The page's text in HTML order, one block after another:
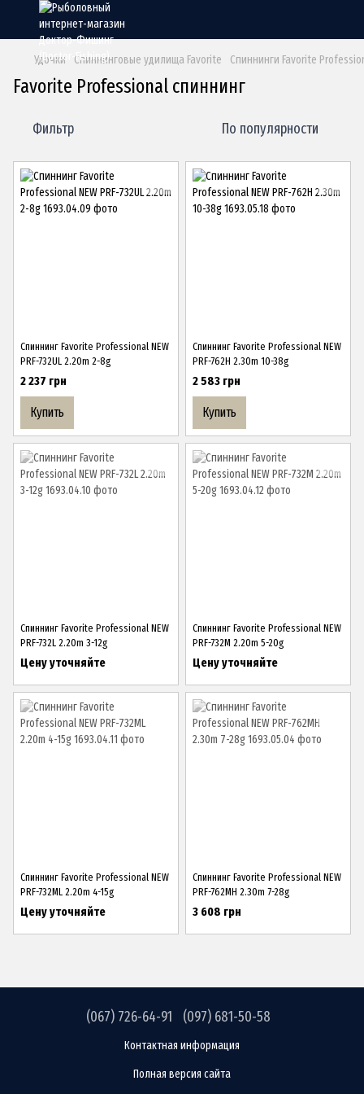
Удочки Спиннинговые удилища Favorite Спиннинги Favorite
Favorite Professional спиннинг
Фильтр По популярности
Спиннинг Favorite Professional NEW
PRF-732UL 2.20m 2-8g
2 237 грн
Купить
Спиннинг Favorite Professional NEW
PRF-762H 2.30m 10-38g
2 583 грн
Купить
Спиннинг Favorite Professional NEW
PRF-732L 2.20m 3-12g
Цену уточняйте
Спиннинг Favorite Professional NEW
PRF-732M 2.20m 5-20g
Цену уточняйте
Спиннинг Favorite Professional NEW
PRF-732ML 2.20m 4-15g
Цену уточняйте
Спиннинг Favorite Professional NEW
PRF-762MH 2.30m 7-28g
3 608 грн
(067) 726-64-91 (097) 681-50-58
Контактная информация
Полная версия сайта